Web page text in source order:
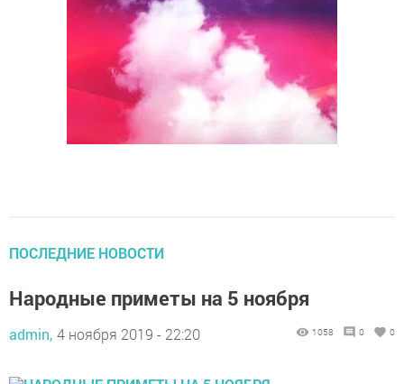
ПОСЛЕДНИЕ НОВОСТИ
Народные приметы на 5 ноября
admin, 4 ноября 2019 - 22:20 1058 0 0